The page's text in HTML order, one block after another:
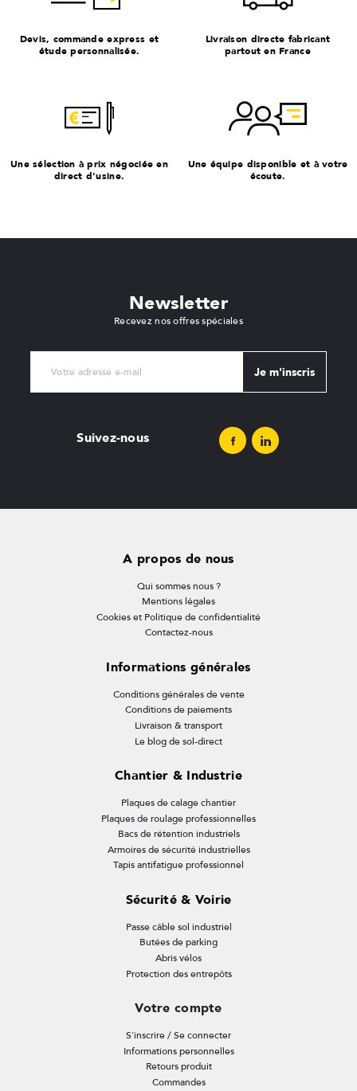
Devis, commande express et
étude personnalisée.
Livraison directe fabricant
partout en France
Une sélection à prix négociée en
direct d'usine.
Une équipe disponible et à votre
écoute.
Newsletter
Recevez nos offres spéciales
Je m'inscris
Suivez-nous
A propos de nous
Qui sommes nous ?
Mentions légales
Cookies et Politique de confidentialité
Contactez-nous
Informations générales
Conditions générales de vente
Conditions de paiements
Livraison & transport
Le blog de sol-direct
Chantier & Industrie
Plaques de calage chantier
Plaques de roulage professionnelles
Bacs de rétention industriels
Armoires de sécurité industrielles
Tapis antifatigue professionnel
Sécurité & Voirie
Passe câble sol industriel
Butées de parking
Abris vélos
Protection des entrepôts
Votre compte
S'inscrire / Se connecter
Informations personnelles
Retours produit
Commandes